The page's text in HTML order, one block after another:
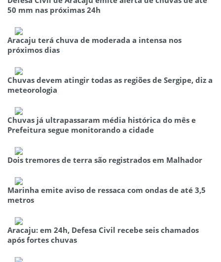
50 mm nas próximas 24h
Aracaju terá chuva de moderada a intensa nos
próximos dias
Chuvas devem atingir todas as regiões de Sergipe, diz a
meteorologia
Chuvas já ultrapassaram média histórica do mês e
Prefeitura segue monitorando a cidade
Dois tremores de terra são registrados em Malhador
Marinha emite aviso de ressaca com ondas de até 3,5
metros
Aracaju: em 24h, Defesa Civil recebe seis chamados
após fortes chuvas